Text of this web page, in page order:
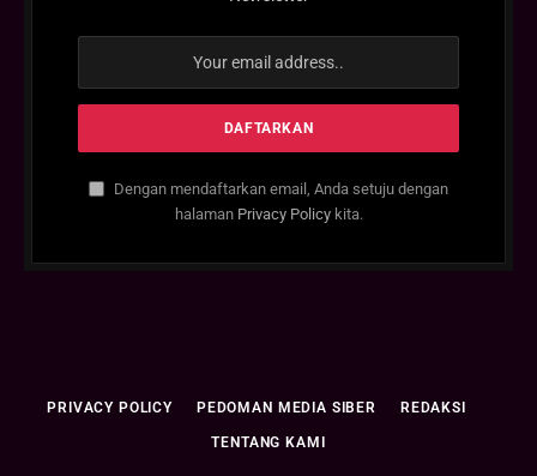
Dengan mendaftarkan email, Anda setuju dengan
halaman Privacy Policykita.
PRIVACY POLICY PEDOMAN MEDIA SIBER REDAKSI
TENTANG KAMI